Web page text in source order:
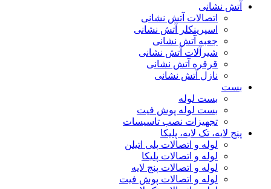
آتش نشانی
اتصالات آتش نشانی
اسپرینکلر آتش نشانی
جعبه آتش نشانی
شیرآلات آتش نشانی
قرقره آتش نشانی
نازل آتش نشانی
بست
بست لوله
بست لوله پوش فیت
تجهیزات نصب تاسیسات
پنج لایه، تک لایه، پلیکا
لوله و اتصالات پلی اتیلن
لوله و اتصالات پلیکا
لوله و اتصالات پنج لایه
لوله و اتصالات پوش فیت